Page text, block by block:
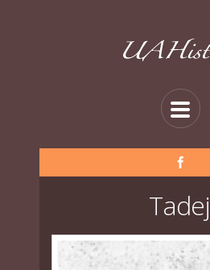
Tadej